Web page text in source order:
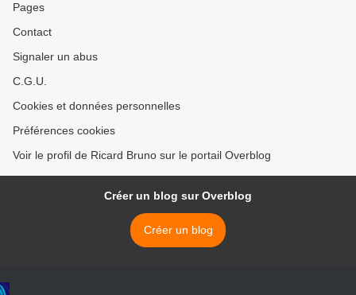
Pages
Contact
Signaler un abus
C.G.U.
Cookies et données personnelles
Préférences cookies
Voir le profil de Ricard Bruno sur le portail Overblog
Créer un blog sur Overblog
Créer un blog